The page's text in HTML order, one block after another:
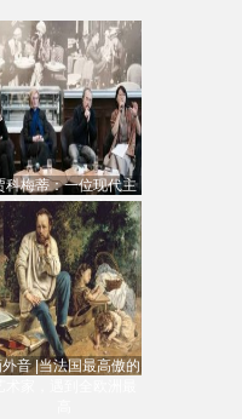
科梅蒂：一位现代主
义的“当代”艺术家
音 |当法国最高傲的